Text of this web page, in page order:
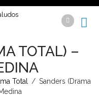
TOTAL) –
Total / Sanders (Drama